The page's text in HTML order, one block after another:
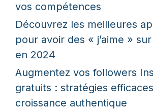
vos compétences
Découvrez les meilleures
pour avoir des « j’aime »
en 2024
Augmentez vos followers
gratuits : stratégies
croissance authentique